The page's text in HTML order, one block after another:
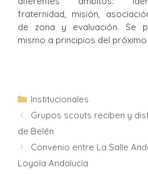
fraternidad, misión,
de zona y evaluación. Se
mismo a principios del
Institucionales
Grupos scouts reciben y
de Belén
Convenio entre La Salle
Loyola Andalucía